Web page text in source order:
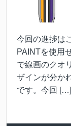
今回の進捗は
PAINTを使用
で線画のクオ
ザインが分か
です。今回 […]